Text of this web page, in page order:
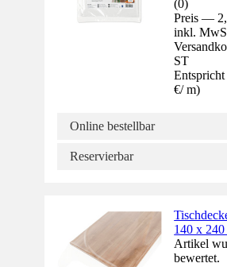
(0)
Preis —
inkl.
ST
€/ m)
Online bestellbar
Reservierbar
140 x 240
Artikel
bewertet.